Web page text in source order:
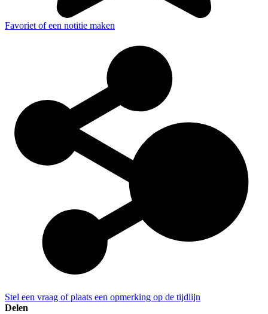
Favoriet of een notitie maken
Stel een vraag of plaats een opmerking op de tijdlijn
Delen